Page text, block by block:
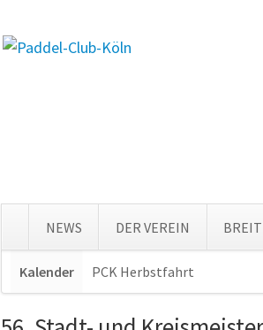
NEWS DER VEREIN
Kalender PCK Herbstfahrt